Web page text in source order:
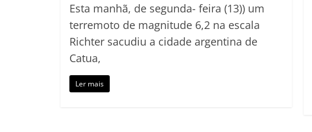
Esta manhã, de segunda- feira (13)) um
terremoto de magnitude 6,2 na escala
Richter sacudiu a cidade argentina de
Catua,
Ler mais